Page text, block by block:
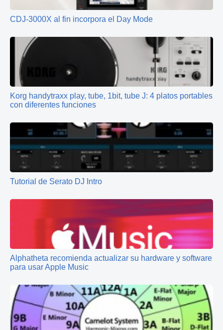
CDJ-3000X al fin incorpora el Day Mode
Korg handytraxx play, tube, 1bit, tube J: 4 platos portables
con diferentes funciones
Tutorial de Serato DJ Intro
Alphatheta recomienda actualizar su hardware y software
para usar Apple Music